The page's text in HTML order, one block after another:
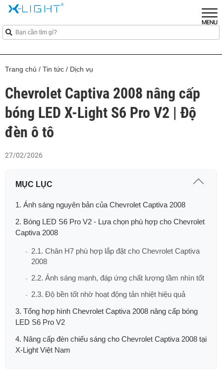
Trang chủ / Tin tức / Dịch vụ
Chevrolet Captiva 2008 nâng cấp
bóng LED X-Light S6 Pro V2 | Độ
đèn ô tô
27/02/2026
MỤC LỤC
1. Ánh sáng nguyên bản của Chevrolet Captiva 2008
2. Bóng LED S6 Pro V2 - Lựa chọn phù hợp cho Chevrolet
Captiva 2008
2.1. Chân H7 phù hợp lắp đặt cho Chevrolet Captiva
2008
2.2. Ánh sáng mạnh, đáp ứng chất lượng tầm nhìn tốt
2.3. Độ bền tốt nhờ hoạt động tản nhiệt hiệu quả
3. Tổng hợp hình Chevrolet Captiva 2008 nâng cấp bóng
LED S6 Pro V2
4. Nâng cấp đèn chiếu sáng cho Chevrolet Captiva 2008 tại
X-Light Việt Nam